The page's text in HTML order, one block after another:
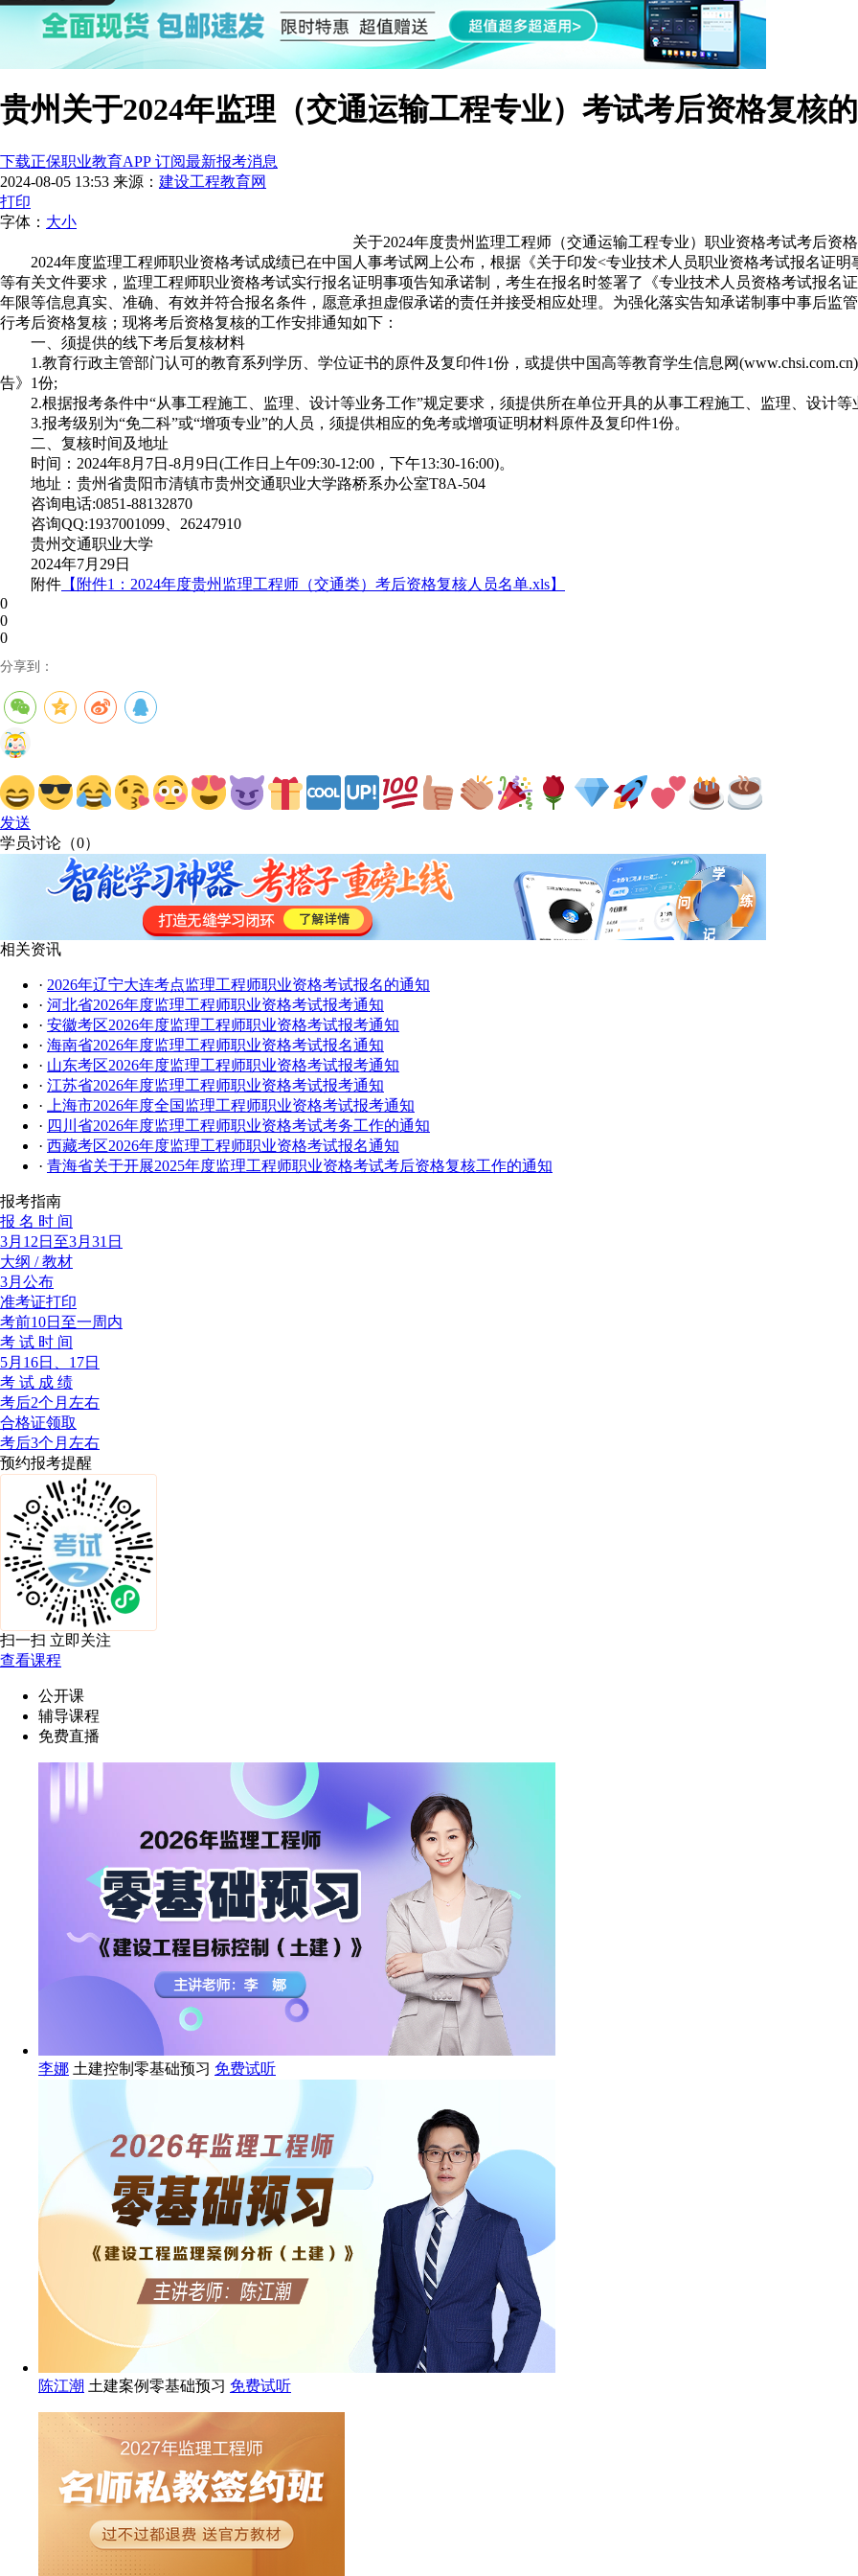
贵州关于2024年监理（交通运输工程专业）考试考后资格复核
下载正保职业教育APP 订阅最新报考消息
2024-08-05 13:53 来源： 建设工程教育网
打印
字体： 大小
关于2024年度贵州监理工程师（交通运输工程专业）职业资格考试考后资
2024年度监理工程师职业资格考试成绩已在中国人事考试网上公布，根据《关于印发<专业技术人员职业资格考试报名证
等有关文件要求，监理工程师职业资格考试实行报名证明事项告知承诺制，考生在报名时签署了《专业技术人员资格考试报名
年限等信息真实、准确、有效并符合报名条件，愿意承担虚假承诺的责任并接受相应处理。为强化落实告知承诺制事中事后监
行考后资格复核；现将考后资格复核的工作安排通知如下：
一、须提供的线下考后复核材料
1.教育行政主管部门认可的教育系列学历、学位证书的原件及复印件1份，或提供中国高等教育学生信息网
告》1份;
2.根据报考条件中“从事工程施工、监理、设计等业务工作”规定要求，须提供所在单位开具的从事工程施工、监理、设计
3.报考级别为“免二科”或“增项专业”的人员，须提供相应的免考或增项证明材料原件及复印件1份。
二、复核时间及地址
时间：2024年8月7日-8月9日(工作日上午09:30-12:00，下午13:30-16:00)。
地址：贵州省贵阳市清镇市贵州交通职业大学路桥系办公室T8A-504
咨询电话:0851-88132870
咨询QQ:1937001099、26247910
贵州交通职业大学
2024年7月29日
附件 【 附件1：2024年度贵州监理工程师（交通类）考后资格复核人员名单.xls】
0
0
0
分享到：
发送
学员讨论（0）
相关资讯
· 2026年辽宁大连考点监理工程师职业资格考试报名的通知
· 河北省2026年度监理工程师职业资格考试报考通知
· 安徽考区2026年度监理工程师职业资格考试报考通知
· 海南省2026年度监理工程师职业资格考试报名通知
· 山东考区2026年度监理工程师职业资格考试报考通知
· 江苏省2026年度监理工程师职业资格考试报考通知
·
上海市2026年度全国监理工程师职业资格考试报考通知
· 四川省2026年度监理工程师职业资格考试考务工作的通知
· 西藏考区2026年度监理工程师职业资格考试报名通知
· 青海省关于开展2025年度监理工程师职业资格考试考后资格复核工作的通知
报考指南
报 名 时 间
3月12日至3月31日
大纲 / 教材
3月公布
准考证打印
考前10日至一周内
考 试 时 间
5月16日、17日
考 试 成 绩
考后2个月左右
合格证领取
考后3个月左右
预约报考提醒
扫一扫 立即关注
查看课程
公开课
辅导课程
免费直播
李娜 土建控制零基础预习 免费试听
陈江潮 土建案例零基础预习 免费试听